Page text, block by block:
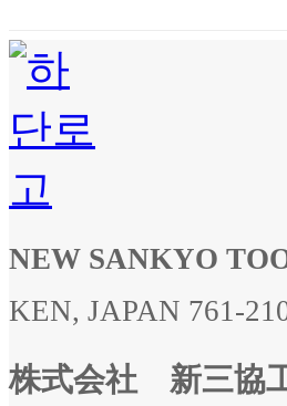
NEW SANKYO
KEN, JAPAN 761-
株式会社 新三協